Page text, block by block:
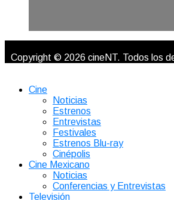
Copyright © 2026 cineNT. Todos los
Cine
Noticias
Estrenos
Entrevistas
Festivales
Estrenos Blu-ray
Cinépolis
Cine Mexicano
Noticias
Conferencias y Entrevistas
Televisión